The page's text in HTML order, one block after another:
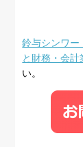
鈴与シンワー
と財務・会
い。